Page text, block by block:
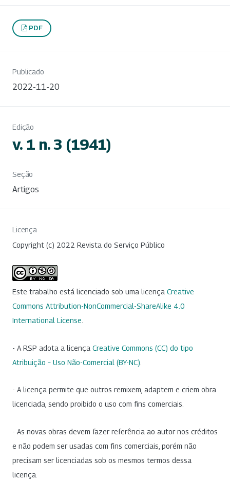
PDF
Publicado
2022-11-20
Edição
v. 1 n. 3 (1941)
Seção
Artigos
Licença
Copyright (c) 2022 Revista do Serviço Público
Este trabalho está licenciado sob uma licença Creative
Commons Attribution-NonCommercial-ShareAlike 4.0
International License
- A RSP adota a licença Creative Commons (CC) do tipo
Atribuição – Uso Não-Comercial (BY-NC)
- A licença permite que outros remixem, adaptem e criem obra
licenciada, sendo proibido o uso com fins comerciais.
- As novas obras devem fazer referência ao autor nos créditos
e não podem ser usadas com fins comerciais, porém não
precisam ser licenciadas sob os mesmos termos dessa
licença.